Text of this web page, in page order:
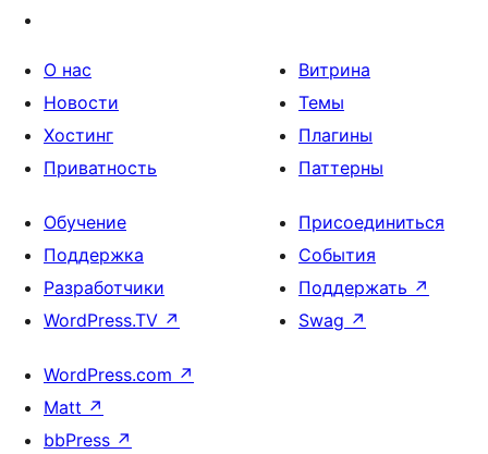
О нас
Новости
Хостинг
Приватность
Витрина
Темы
Плагины
Паттерны
Обучение
Поддержка
Разработчики
WordPress.TV ↗
Присоединиться
События
Поддержать ↗
Swag ↗
WordPress.com ↗
Matt ↗
bbPress ↗